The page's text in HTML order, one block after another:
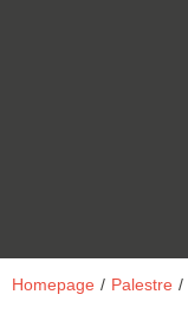
Homepage / Palestre /